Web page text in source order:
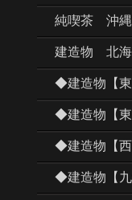
純喫茶 沖縄
建造物 北
◆建造物【東
◆建造物【東
◆建造物【西
◆建造物【九